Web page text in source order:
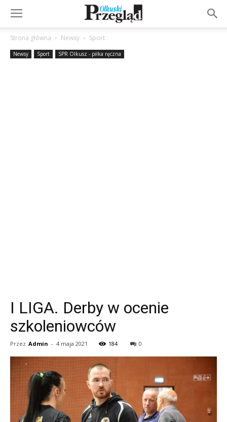
Strona główna Newsy Sport
Newsy Sport SPR Olkusz - piłka ręczna
I LIGA. Derby w ocenie
szkoleniowców
Przez Admin - 4 maja 2021 184 0